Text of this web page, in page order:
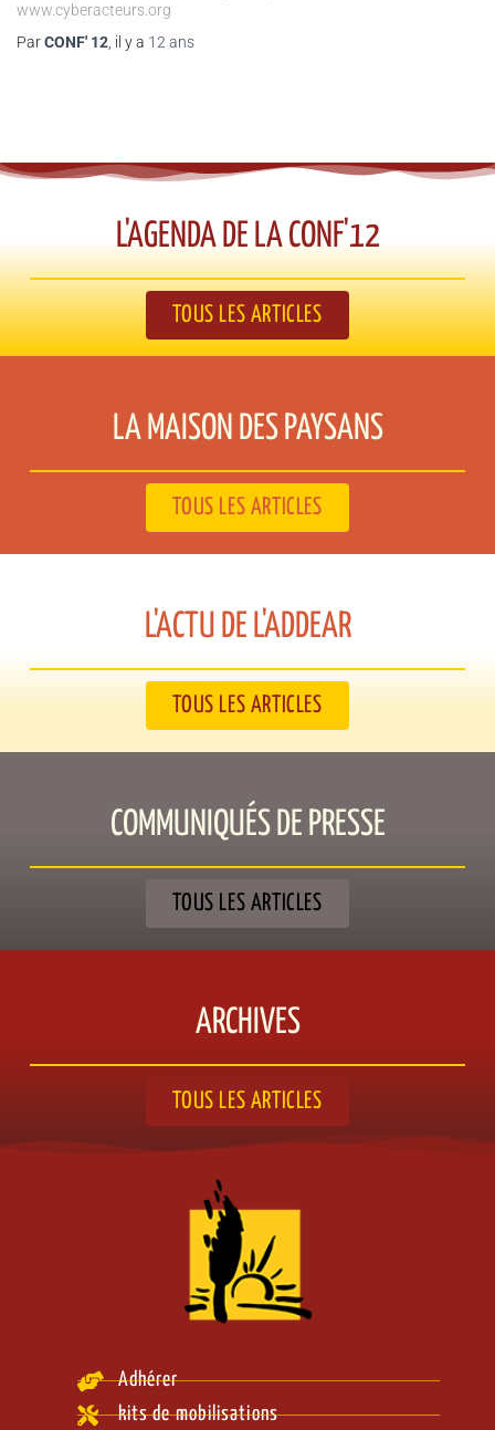
www.cyberacteurs.org
ParCONF' 12 , il y a 12 ans
L'AGENDA DE LA CONF'12​
TOUS LES ARTICLES
LA MAISON DES PAYSANS​
TOUS LES ARTICLES
L'ACTU DE L'ADDEAR​
TOUS LES ARTICLES
COMMUNIQUÉS DE PRESSE​
TOUS LES ARTICLES
ARCHIVES
TOUS LES ARTICLES
Adhérer
kits de mobilisations